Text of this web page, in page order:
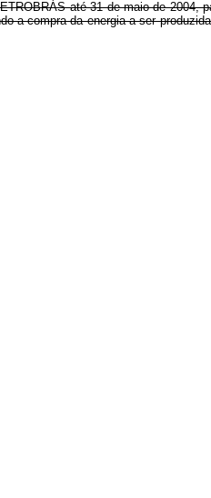
até 31 de maio de 2004,
a compra da energia a ser